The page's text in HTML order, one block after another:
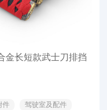
金长短款武士刀排挡
件
驾驶室及配件